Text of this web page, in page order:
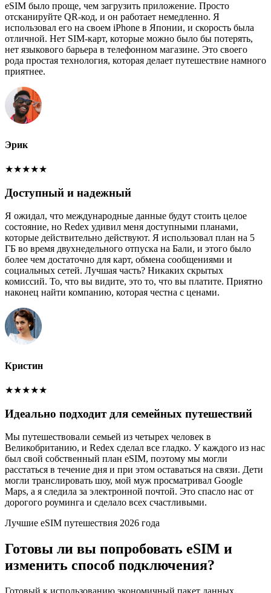
eSIM было проще, чем загрузить приложение. Просто
отсканируйте QR-код, и он работает немедленно. Я
использовал его на своем iPhone в Японии, и скорость была
отличной. Нет SIM-карт, которые можно было бы потерять,
нет языкового барьера в телефонном магазине. Это своего
рода простая технология, которая делает путешествие намного
приятнее.
Эрик
★★★★★
Доступный и надежный
Я ожидал, что международные данные будут стоить целое
состояние, но Redex удивил меня доступными планами,
которые действительно действуют. Я использовал план на 5
ГБ во время двухнедельного отпуска на Бали, и этого было
более чем достаточно для карт, обмена сообщениями и
социальных сетей. Лучшая часть? Никаких скрытых
комиссий. То, что вы видите, это то, что вы платите. Приятно
наконец найти компанию, которая честна с ценами.
Кристин
★★★★★
Идеально подходит для семейных путешествий
Мы путешествовали семьей из четырех человек в
Великобританию, и Redex сделал все гладко. У каждого из нас
был свой собственный план eSIM, поэтому мы могли
расстаться в течение дня и при этом оставаться на связи. Дети
могли транслировать шоу, мой муж просматривал Google
Maps, а я следила за электронной почтой. Это спасло нас от
дорогого роуминга и сделало всех счастливыми.
Лучшие eSIM путешествия 2026 года
Готовы ли вы попробовать eSIM и
изменить способ подключения?
Готовый к использованию экономичный пакет данных,